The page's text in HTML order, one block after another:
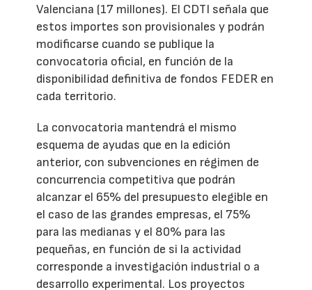
Valenciana (17 millones). El CDTI señala que
estos importes son provisionales y podrán
modificarse cuando se publique la
convocatoria oficial, en función de la
disponibilidad definitiva de fondos FEDER en
cada territorio.
La convocatoria mantendrá el mismo
esquema de ayudas que en la edición
anterior, con subvenciones en régimen de
concurrencia competitiva que podrán
alcanzar el 65% del presupuesto elegible en
el caso de las grandes empresas, el 75%
para las medianas y el 80% para las
pequeñas, en función de si la actividad
corresponde a investigación industrial o a
desarrollo experimental. Los proyectos